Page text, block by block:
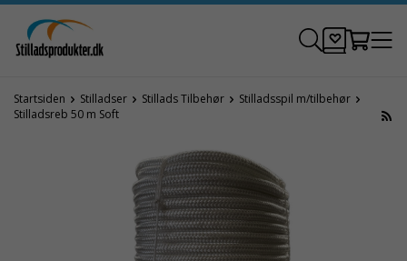
Startsiden Stilladser Stillads Tilbehør
Stilladsspil m/tilbehør
Stilladsreb 50 m Soft